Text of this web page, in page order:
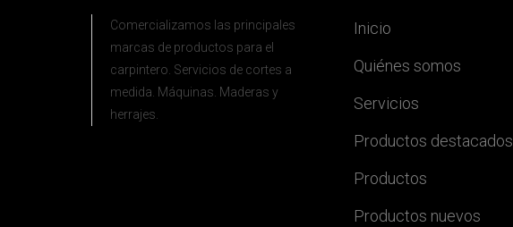
Comercializamos las principales
marcas de productos para el
carpintero. Servicios de cortes a
medida. Máquinas. Maderas y
herrajes.
Inicio
Quiénes somos
Servicios
Productos destacados
Productos
Productos nuevos